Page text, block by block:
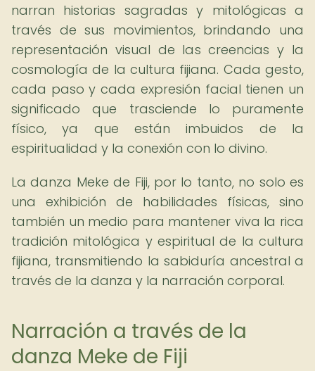
narran historias sagradas y mitológicas a
través de sus movimientos, brindando una
representación visual de las creencias y la
cosmología de la cultura fijiana. Cada gesto,
cada paso y cada expresión facial tienen un
significado que trasciende lo puramente
físico, ya que están imbuidos de la
espiritualidad y la conexión con lo divino.
La danza Meke de Fiji, por lo tanto, no solo es
una exhibición de habilidades físicas, sino
también un medio para mantener viva la rica
tradición mitológica y espiritual de la cultura
fijiana, transmitiendo la sabiduría ancestral a
través de la danza y la narración corporal.
Narración a través de la
danza Meke de Fiji